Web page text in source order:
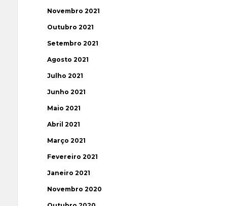
Novembro 2021
Outubro 2021
Setembro 2021
Agosto 2021
Julho 2021
Junho 2021
Maio 2021
Abril 2021
Março 2021
Fevereiro 2021
Janeiro 2021
Novembro 2020